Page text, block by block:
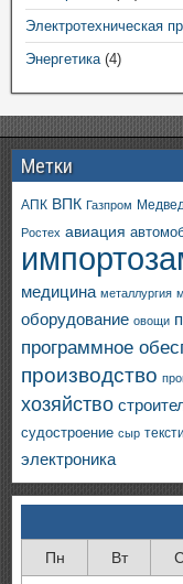
Электротехническая
Энергетика(4)
Метки
АПК ВПК Газпром
Ростех авиация
медицина металлургия
оборудование овощи
программное
производство
хозяйство
судостроение сыр
электроника
Пн Вт